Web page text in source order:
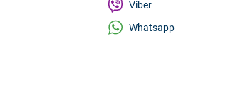
Viber
Whatsapp